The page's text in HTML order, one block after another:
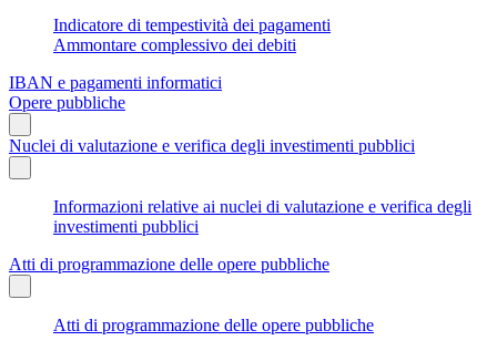
Indicatore di tempestività dei pagamenti
Ammontare complessivo dei debiti
IBAN e pagamenti informatici
Opere pubbliche
Nuclei di valutazione e verifica degli investimenti pubblici
Informazioni relative ai nuclei di valutazione e verifica degli
investimenti pubblici
Atti di programmazione delle opere pubbliche
Atti di programmazione delle opere pubbliche